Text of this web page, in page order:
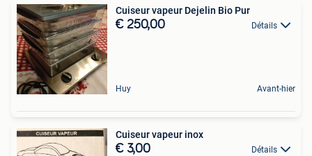
Cuiseur vapeur Dejelin Bio Pur
€ 250,00 Détails
Huy Avant-hier
Cuiseur vapeur inox
€ 3,00 Détails